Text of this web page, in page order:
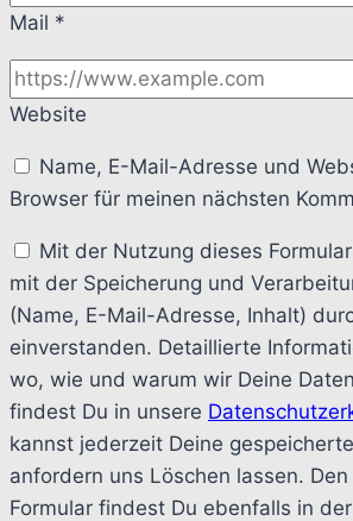
Mail *
Website
Name, E-Mail-Adresse und
Browser für meinen nächsten
Mit der Nutzung dieses
mit der Speicherung und
(Name, E-Mail-Adresse, Inhalt)
einverstanden. Detaillierte
wo, wie und warum wir Deine
findest Du in unsere
kannst jederzeit Deine
anfordern uns Löschen lassen.
Formular findest Du ebenfalls in der